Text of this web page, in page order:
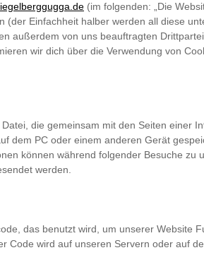
(im folgenden: „Die
(der Einfachheit halber werden all diese
außerdem von uns beauftragten
wir dich über die Verwendung von
die gemeinsam mit den Seiten einer
dem PC oder einem anderen Gerät
können während folgender Besuche zu
werden.
das benutzt wird, um unserer Website
Code wird auf unseren Servern oder auf